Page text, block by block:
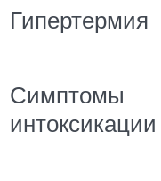
Гипертермия
Симптомы
интоксикации